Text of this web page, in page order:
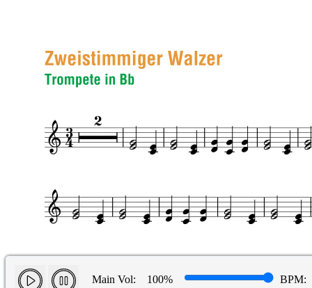
Main Vol: 100% BPM: